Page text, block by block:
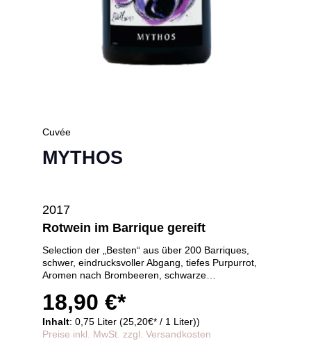
Cuvée
MYTHOS
2017
Rotwein im Barrique gereift
Selection der „Besten“ aus über 200 Barriques,
schwer, eindrucksvoller Abgang, tiefes Purpurrot,
Aromen nach Brombeeren, schwarze
30 Monate im Barrique gereift
18,90 €*
Inhalt: 0,75 Liter (25,20€* / 1 Liter))
Preise inkl. MwSt. zzgl. Versandkosten